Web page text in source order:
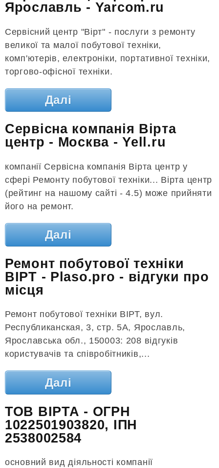
Ярославль - Yarcom.ru
Сервісний центр "Вірт" - послуги з ремонту
великої та малої побутової техніки,
комп'ютерів, електроніки, портативної техніки,
торгово-офісної техніки.
Далі
Сервісна компанія Вірта
центр - Москва - Yell.ru
компанії Сервісна компанія Вірта центр у
сфері Ремонту побутової техніки... Вірта центр
(рейтинг на нашому сайті - 4.5) може прийняти
його на ремонт.
Далі
Ремонт побутової техніки
ВІРТ - Plaso.pro - відгуки про
місця
Ремонт побутової техніки ВІРТ, вул.
Республиканская, 3, стр. 5А, Ярославль,
Ярославська обл., 150003: 208 відгуків
користувачів та співробітників,...
Далі
ТОВ ВІРТА - ОГРН
1022501903820, ІПН
2538002584
основний вид діяльності компанії